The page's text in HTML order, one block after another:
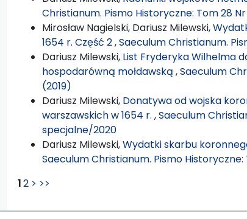
Christianum. Pismo Historyczne: Tom 28 Nr
Mirosław Nagielski, Dariusz Milewski,
1654 r. Część 2,Saeculum Christianum.
Dariusz Milewski, List Fryderyka Wilhelma
hospodarówną mołdawską ,Saeculum
(2019)
Dariusz Milewski, Donatywa od wojska
warszawskich w 1654 r. ,Saeculum
specjalne/2020
Dariusz Milewski,Wydatki skarbu
Saeculum Christianum. Pismo Historyczne:
12 > >>